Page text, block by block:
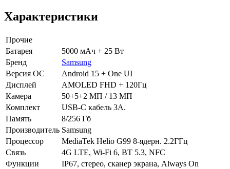
Характеристики
Прочие
Батарея
5000 мАч + 25 Вт
Бренд
Samsung
Версия ОС
Android 15 + One UI
Дисплей
AMOLED FHD + 120Гц
Камера
50+5+2 МП / 13 МП
Комплект
USB-C кабель 3A.
Память
8/256 Гб
Производитель Samsung
Процессор
MediaTek Helio G99 8-ядерн. 2.2ГГц
Связь
4G LTE, Wi-Fi 6, BT 5.3, NFC
Функции
IP67, стерео, сканер экрана, Always On